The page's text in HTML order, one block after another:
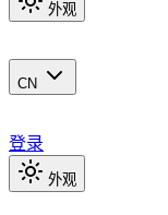
外观
CN
登录
外观